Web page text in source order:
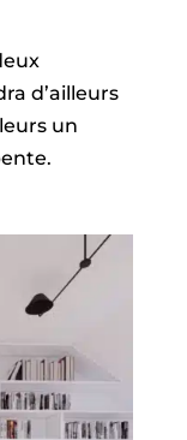
d’ailleurs
un